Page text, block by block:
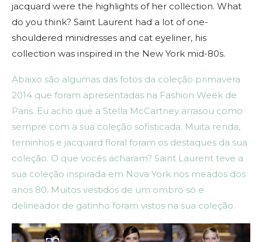
jacquard were the highlights of her collection. What
do you think? Saint Laurent had a lot of one-
shouldered minidresses and cat eyeliner, his
collection was inspired in the New York mid-80s.
Abaixo são algumas das fotos da coleção primavera
2014 que foram apresentadas na Fashion Week de
Paris. Eu acho que a Stella McCartney arrasou como
sempre com a sua coleção sofisticada. Muita renda,
terninhos e jacquard floral foram os destaques da sua
coleção. O que vocês acharam? Saint Laurent teve a
sua coleção inspirada em Nova York nos meados dos
anos 80. Muitos vestidos de um ombro só e
delineador de gatinho foram vistos na sua coleção.